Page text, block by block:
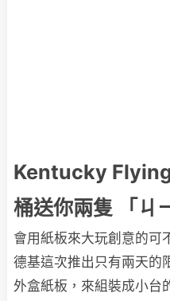
Kentucky
桶送你兩隻 「ㄐ
會用紙板來大玩創意的
德基這次推出只有兩天的
外盒紙板，來組裝成小台